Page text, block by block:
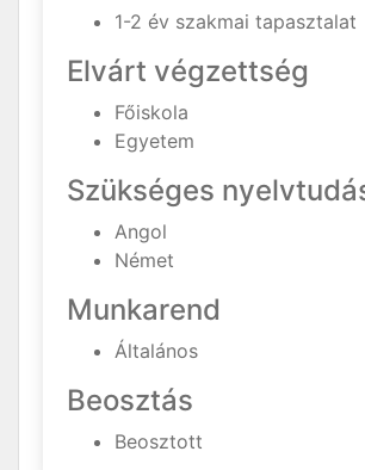
1-2 év szakmai tapasztalat
Elvárt végzettség
Főiskola
Egyetem
Szükséges
Angol
Német
Munkarend
Általános
Beosztás
Beosztott